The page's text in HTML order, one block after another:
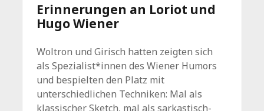
Erinnerungen an Loriot und
Hugo Wiener
Woltron und Girisch hatten zeigten sich
als Spezialist*innen des Wiener Humors
und bespielten den Platz mit
unterschiedlichen Techniken: Mal als
klassischer Sketch, mal als sarkastisch-